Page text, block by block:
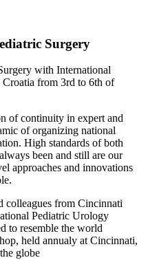
Surgery
with International
from 3rd to 6th of
of continuity in expert and
of organizing national
High standards of both
been and still are our
approaches and innovations
colleagues from Cincinnati
Pediatric Urology
to resemble the world
held annualy at Cincinnati,
globe